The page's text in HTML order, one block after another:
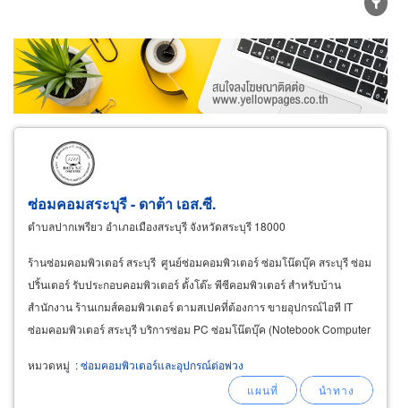
ขายส่ง ขายปลีก ผู้ผลิต
ตัวแทนจัดจำหน่าย
ผู้ส่งออก/นำเข้า
ธุรกิจบริการ
ซ่อมคอมสระบุรี - ดาต้า เอส.ซี.
ตำบลปากเพรียว อำเภอเมืองสระบุรี จังหวัดสระบุรี 18000
ร้านซ่อมคอมพิวเตอร์ สระบุรี ศูนย์ซ่อมคอมพิวเตอร์ ซ่อมโน๊ตบุ๊ค สระบุรี ซ่อม
ปริ้นเตอร์ รับประกอบคอมพิวเตอร์ ตั้งโต๊ะ พีซีคอมพิวเตอร์ สำหรับบ้าน
สำนักงาน ร้านเกมส์คอมพิวเตอร์ ตามสเปคที่ต้องการ ขายอุปกรณ์ไอที IT
ซ่อมคอมพิวเตอร์ สระบุรี บริการซ่อม PC ซ่อมโน๊ตบุ๊ค (Notebook Computer
หมวดหมู่ :ซ่อมคอมพิวเตอร์และอุปกรณ์ต่อพ่วง